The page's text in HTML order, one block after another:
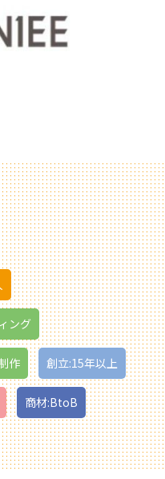
ング
作 創立:15年以上
商材:BtoB